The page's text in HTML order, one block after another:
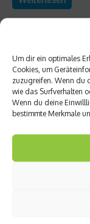
Um dir ein optimales
Cookies, um
zuzugreifen. Wenn du
wie das Surfverhalten
Wenn du deine
bestimmte Merkmale
Christine